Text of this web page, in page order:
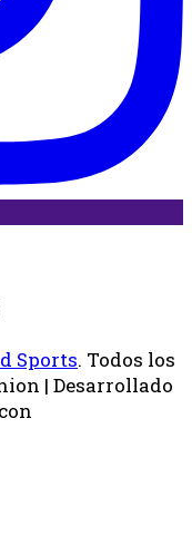
Sports. Todos los
| Desarrollado